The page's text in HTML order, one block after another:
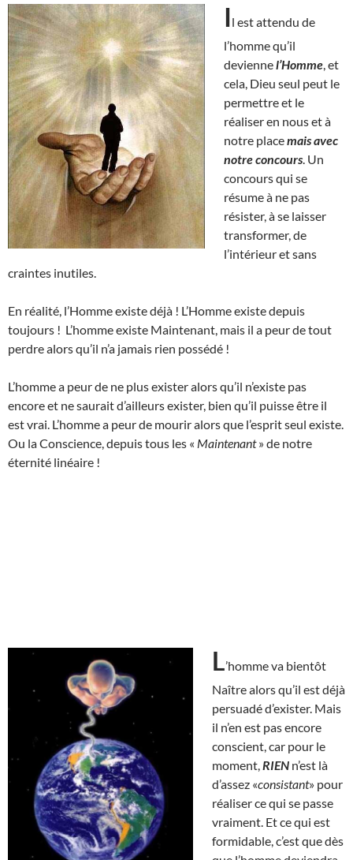
Il est attendu de
l’homme qu’il
deviennel’Homme , et
cela, Dieu seul peut le
permettre et le
réaliser en nous et à
notre placemais avec
notre concours . Un
concours qui se
résume à ne pas
résister, à se laisser
transformer, de
l’intérieur et sans
craintes inutiles.
En réalité, l’Homme existe déjà ! L’Homme existe depuis
toujours ! L’homme existe Maintenant, mais il a peur de tout
perdre alors qu’il n’a jamais rien possédé !
L’homme a peur de ne plus exister alors qu’il n’existe pas
encore et ne saurait d’ailleurs exister, bien qu’il puisse être il
est vrai. L’homme a peur de mourir alors que l’esprit seul existe.
Ou la Conscience, depuis tous les « Maintenant» de notre
éternité linéaire !
L’homme va bientôt
Naître alors qu’il est déjà
persuadé d’exister. Mais
il n’en est pas encore
conscient, car pour le
moment, RIEN n’est là
d’assez «consistant» pour
réaliser ce qui se passe
vraiment. Et ce qui est
formidable, c’est que dès